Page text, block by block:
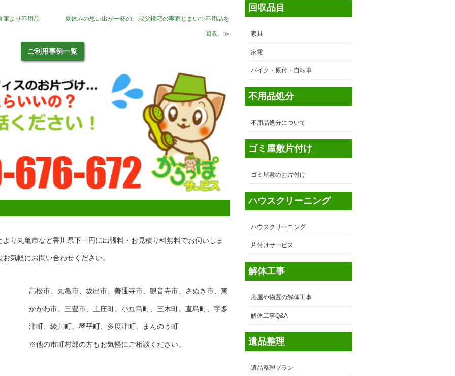
庫より不用品 夏休みの思い出が一杯の、叔父様宅の実家じまいで不用品を
回収。 ≫
ご利用事例一覧
り丸亀市など香川県下一円に出張料・お見積り料無料でお伺いしま
気軽にお問い合わせください。
高松市、丸亀市、坂出市、善通寺市、観音寺市、さぬき市、東
かがわ市、三豊市、土庄町、小豆島町、三木町、直島町、宇多
津町、綾川町、琴平町、多度津町、まんのう町
※他の市町村部の方もお気軽にご相談ください。
回収品目
家具
家電
バイク・原付・自転車
不用品処分
不用品処分について
ゴミ屋敷片付け
ゴミ屋敷のお片付け
ハウスクリーニング
ハウスクリーニング
片付けサービス
解体工事
庵屋や物置の解体工事
解体工事Q&A
遺品整理
遺品整理プラン